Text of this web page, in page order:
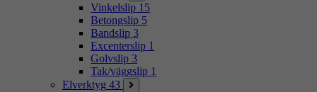
Vinkelslip 15
Betongslip 5
Bandslip 3
Excenterslip 1
Golvslip 3
Tak/väggslip 1
Elverktyg 43